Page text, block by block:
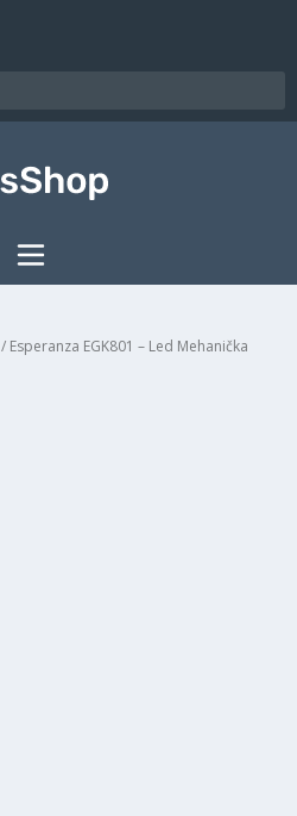
/ Esperanza EGK801 – Led Mehanička